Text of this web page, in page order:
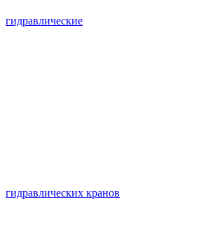
гидравлические
гидравлических кранов